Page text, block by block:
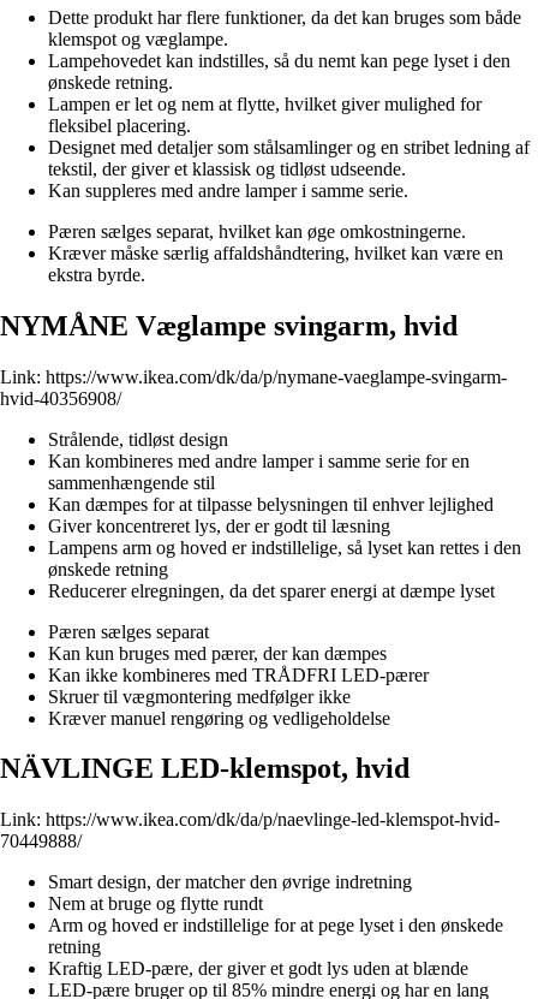
Dette produkt har flere funktioner, da det kan bruges som både
klemspot og væglampe.
Lampehovedet kan indstilles, så du nemt kan pege lyset i den
ønskede retning.
Lampen er let og nem at flytte, hvilket giver mulighed for
fleksibel placering.
Designet med detaljer som stålsamlinger og en stribet ledning af
tekstil, der giver et klassisk og tidløst udseende.
Kan suppleres med andre lamper i samme serie.
Pæren sælges separat, hvilket kan øge omkostningerne.
Kræver måske særlig affaldshåndtering, hvilket kan være en
ekstra byrde.
NYMÅNE Væglampe svingarm, hvid
Link: https://www.ikea.com/dk/da/p/nymane-vaeglampe-svingarm-
hvid-40356908/
Strålende, tidløst design
Kan kombineres med andre lamper i samme serie for en
sammenhængende stil
Kan dæmpes for at tilpasse belysningen til enhver lejlighed
Giver koncentreret lys, der er godt til læsning
Lampens arm og hoved er indstillelige, så lyset kan rettes i den
ønskede retning
Reducerer elregningen, da det sparer energi at dæmpe lyset
Pæren sælges separat
Kan kun bruges med pærer, der kan dæmpes
Kan ikke kombineres med TRÅDFRI LED-pærer
Skruer til vægmontering medfølger ikke
Kræver manuel rengøring og vedligeholdelse
NÄVLINGE LED-klemspot, hvid
Link: https://www.ikea.com/dk/da/p/naevlinge-led-klemspot-hvid-
70449888/
Smart design, der matcher den øvrige indretning
Nem at bruge og flytte rundt
Arm og hoved er indstillelige for at pege lyset i den ønskede
retning
Kraftig LED-pære, der giver et godt lys uden at blænde
LED-pære bruger op til 85% mindre energi og har en lang